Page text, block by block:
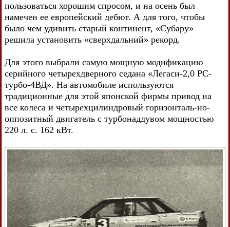
пользоваться хорошим спросом, и на осень был
намечен ее европейский дебют. А для того, чтобы
было чем удивить старый континент, «Субару»
решила установить «сверхдальний» рекорд.
Для этого выбрали самую мощную модификацию
серийного четырехдверного седана «Легаси-2,0 РС-
турбо-4ВД». На автомобиле используются
традиционные для этой японской фирмы привод на
все колеса и четырехцилиндровый горизонталь-но-
оппозитный двигатель с турбонаддувом мощностью
220 л. с. 162 кВт.